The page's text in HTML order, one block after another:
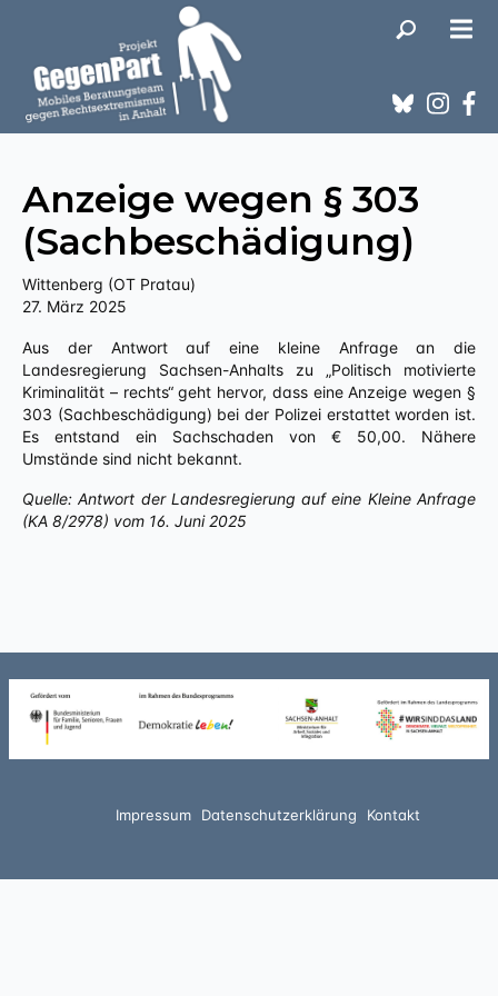
Anzeige wegen § 303
(Sachbeschädigung)
Wittenberg (OT Pratau)
27. März 2025
Aus der Antwort auf eine kleine Anfrage an die
Landesregierung Sachsen-Anhalts zu „Politisch motivierte
Kriminalität – rechts“ geht hervor, dass eine Anzeige wegen §
303 (Sachbeschädigung) bei der Polizei erstattet worden ist.
Es entstand ein Sachschaden von € 50,00. Nähere
Umstände sind nicht bekannt.
Quelle: Antwort der Landesregierung auf eine Kleine Anfrage
(KA 8/2978) vom 16. Juni 2025
Impressum Datenschutzerklärung Kontakt